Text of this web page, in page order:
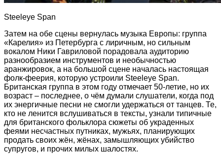
Steeleye Span
Затем на обе сцены вернулась музыка Европы: группа
«Карелия» из Петербурга с лиричным, но сильным
вокалом Ники Гавриловой порадовала аудиторию
разнообразием инструментов и необычностью
аранжировок, а на большой сцене началась настоящая
фолк-феерия, которую устроили Steeleye Span.
Британская группа в этом году отмечает 50-летие, но их
возраст – последнее, о чём думали слушатели, когда под
их энергичные песни не смогли удержаться от танцев. Те,
кто не ленится вслушиваться в тексты, узнали типичные
для британского фольклора сюжеты об украденных
феями несчастных путниках, мужьях, планирующих
продать своих жён, жёнах, замышляющих убийство
супругов, и прочих милых шалостях.